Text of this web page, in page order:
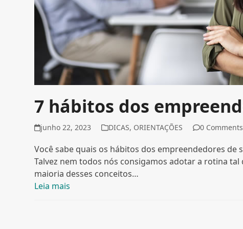
7 hábitos dos
junho 22, 2023 DICAS, ORIENTAÇÕES 0 Comments
Você sabe quais os hábitos dos empreendedores de
Talvez nem todos nós consigamos adotar a rotina
maioria desses conceitos…
Leia mais